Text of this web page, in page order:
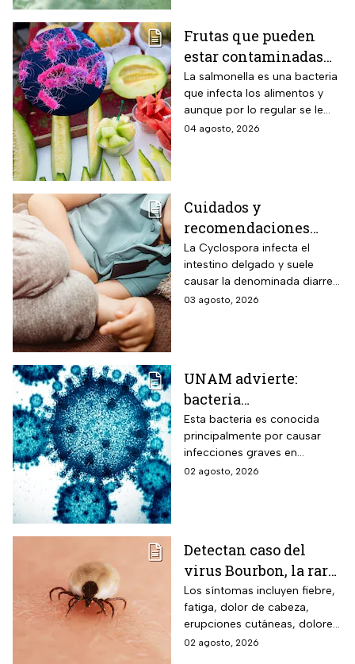
Frutas que pueden
estar contaminadas
de salmonella y cómo
protegerte del
contagio
La salmonella es una bacteria
que infecta los alimentos y
aunque por lo regular se le
relaciona con el huevo,
04 agosto, 2026
Cuidados y
recomendaciones
para niños ante los
riesgos por cyclospora
La Cyclospora infecta el
intestino delgado y suele
causar la denominada diarrea
explosiva, de acuerdo con
03 agosto, 2026
UNAM advierte:
bacteria
Acinetobacter
baumannii podría
transmitirse entre
humanos y animales
Esta bacteria es conocida
principalmente por causar
infecciones graves en
hospitales
02 agosto, 2026
Detectan caso del
virus Bourbon, la rara
enfermedad
transmitida por
garrapatas que no
tiene cura ni vacuna
Los síntomas incluyen fiebre,
fatiga, dolor de cabeza,
erupciones cutáneas, dolores
musculares, náuseas y
02 agosto, 2026